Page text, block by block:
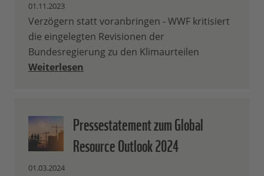
01.11.2023
Verzögern statt voranbringen - WWF kritisiert
die eingelegten Revisionen der
Bundesregierung zu den Klimaurteilen
Weiterlesen
Pressestatement zum Global
Resource Outlook 2024
01.03.2024